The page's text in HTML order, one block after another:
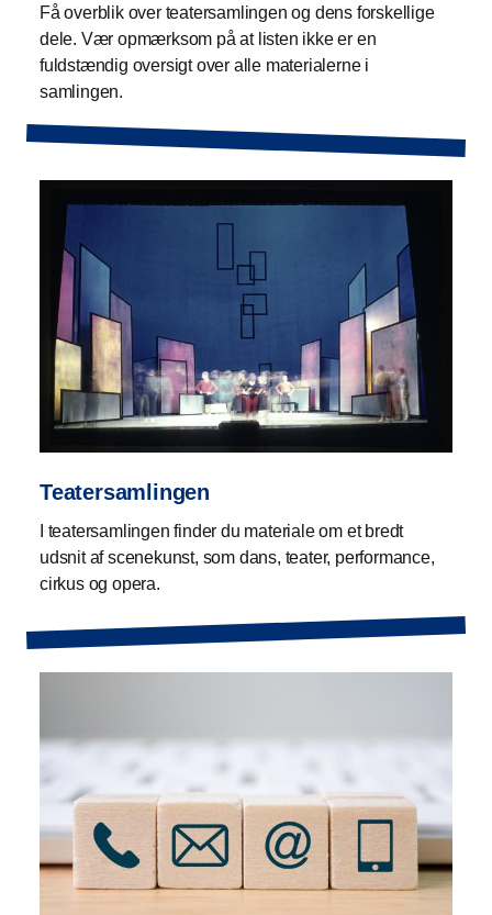
Få overblik over teatersamlingen og dens forskellige
dele. Vær opmærksom på at listen ikke er en
fuldstændig oversigt over alle materialerne i
samlingen.
Teatersamlingen
I teatersamlingen finder du materiale om et bredt
udsnit af scenekunst, som dans, teater, performance,
cirkus og opera.